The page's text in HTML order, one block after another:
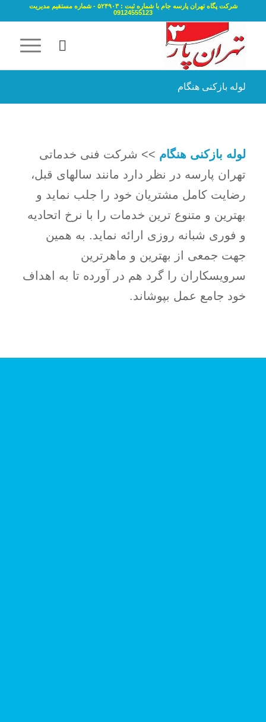
شرکت پگاه تهران پارسه جام با شماره ثبت : ۵۲۴۹۰۳ - شماره مستقیم مدیریت
09124555123
لوله بازکنی هنگام
لوله بازکنی هنگام >> شرکت فنی خدماتی
تهران پارسه در نظر دارد مانند سالهای قبل،
رضایت کامل مشتریان خود را جلب نماید و
بهترین و متنوع ترین خدمات را با نرخ اتحادیه
و فوری شبانه روزی ارائه نماید. به همین
جهت جمعی از بهترین و ماهرترین
سرویسکاران را گرد هم در آورده تا به اهداف
خود جامع عمل بپوشاند.